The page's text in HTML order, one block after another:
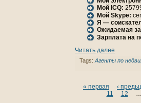
Мой ICQ:
Мой Skype:
Я —
Ожидаемая
Зарплата нa
Читать далее
Tags: Агенты по
« первая
‹
11
12